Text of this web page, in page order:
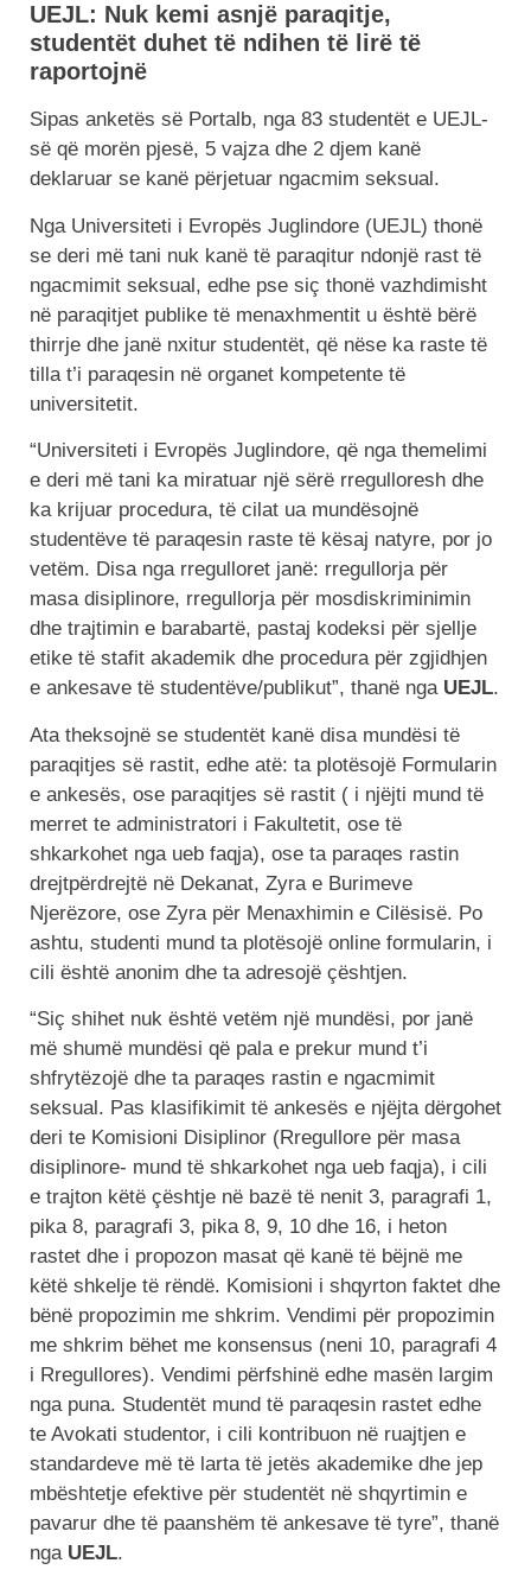
UEJL: Nuk kemi asnjë paraqitje,
studentët duhet të ndihen të lirë të
raportojnë
Sipas anketës së Portalb, nga 83 studentët e UEJL-
së që morën pjesë, 5 vajza dhe 2 djem kanë
deklaruar se kanë përjetuar ngacmim seksual.
Nga Universiteti i Evropës Juglindore (UEJL) thonë
se deri më tani nuk kanë të paraqitur ndonjë rast të
ngacmimit seksual, edhe pse siç thonë vazhdimisht
në paraqitjet publike të menaxhmentit u është bërë
thirrje dhe janë nxitur studentët, që nëse ka raste të
tilla t’i paraqesin në organet kompetente të
universitetit.
“Universiteti i Evropës Juglindore, që nga themelimi
e deri më tani ka miratuar një sërë rregulloresh dhe
ka krijuar procedura, të cilat ua mundësojnë
studentëve të paraqesin raste të kësaj natyre, por jo
vetëm. Disa nga rregulloret janë: rregullorja për
masa disiplinore, rregullorja për mosdiskriminimin
dhe trajtimin e barabartë, pastaj kodeksi për sjellje
etike të stafit akademik dhe procedura për zgjidhjen
e ankesave të studentëve/publikut”, thanë nga UEJL.
Ata theksojnë se studentët kanë disa mundësi të
paraqitjes së rastit, edhe atë: ta plotësojë Formularin
e ankesës, ose paraqitjes së rastit ( i njëjti mund të
merret te administratori i Fakultetit, ose të
shkarkohet nga ueb faqja), ose ta paraqes rastin
drejtpërdrejtë në Dekanat, Zyra e Burimeve
Njerëzore, ose Zyra për Menaxhimin e Cilësisë. Po
ashtu, studenti mund ta plotësojë online formularin, i
cili është anonim dhe ta adresojë çështjen.
“Siç shihet nuk është vetëm një mundësi, por janë
më shumë mundësi që pala e prekur mund t’i
shfrytëzojë dhe ta paraqes rastin e ngacmimit
seksual. Pas klasifikimit të ankesës e njëjta dërgohet
deri te Komisioni Disiplinor (Rregullore për masa
disiplinore- mund të shkarkohet nga ueb faqja), i cili
e trajton këtë çështje në bazë të nenit 3, paragrafi 1,
pika 8, paragrafi 3, pika 8, 9, 10 dhe 16, i heton
rastet dhe i propozon masat që kanë të bëjnë me
këtë shkelje të rëndë. Komisioni i shqyrton faktet dhe
bënë propozimin me shkrim. Vendimi për propozimin
me shkrim bëhet me konsensus (neni 10, paragrafi 4
i Rregullores). Vendimi përfshinë edhe masën largim
nga puna. Studentët mund të paraqesin rastet edhe
te Avokati studentor, i cili kontribuon në ruajtjen e
standardeve më të larta të jetës akademike dhe jep
mbështetje efektive për studentët në shqyrtimin e
pavarur dhe të paanshëm të ankesave të tyre”, thanë
nga UEJL.